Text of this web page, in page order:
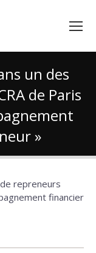
un des
de Paris
»
ici :
repreneurs
financier